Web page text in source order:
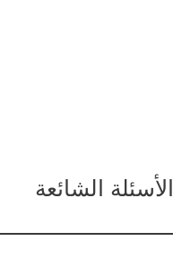
الأسئلة الشائعة